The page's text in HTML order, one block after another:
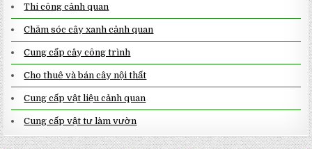
Thi công cảnh quan
Chăm sóc cây xanh cảnh quan
Cung cấp cây công trình
Cho thuê và bán cây nội thất
Cung cấp vật liệu cảnh quan
Cung cấp vật tư làm vườn